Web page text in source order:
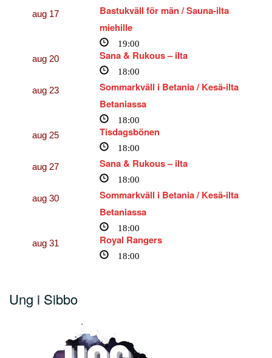
aug 17
Bastukväll för män / Sauna-ilta
miehille
19:00
aug 20 Sana & Rukous – ilta
18:00
aug 23
Sommarkväll i Betania / Kesä-ilta
Betaniassa
18:00
aug 25 Tisdagsbönen
18:00
aug 27 Sana & Rukous – ilta
18:00
aug 30
Sommarkväll i Betania / Kesä-ilta
Betaniassa
18:00
aug 31 Royal Rangers
18:00
Ung i Sibbo